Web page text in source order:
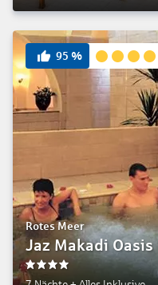
95 %
Rotes Meer
Jaz Makadi
4